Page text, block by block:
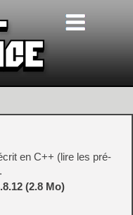
en C++ (lire les pré-
(2.8 Mo)